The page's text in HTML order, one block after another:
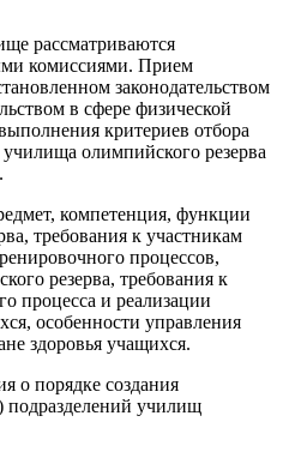
рассматриваются
комиссиями. Прием
законодательством
в сфере физической
критериев отбора
олимпийского резерва
компетенция, функции
требования к участникам
процессов,
резерва, требования к
процесса и реализации
особенности управления
здоровья учащихся.
о порядке создания
подразделений училищ